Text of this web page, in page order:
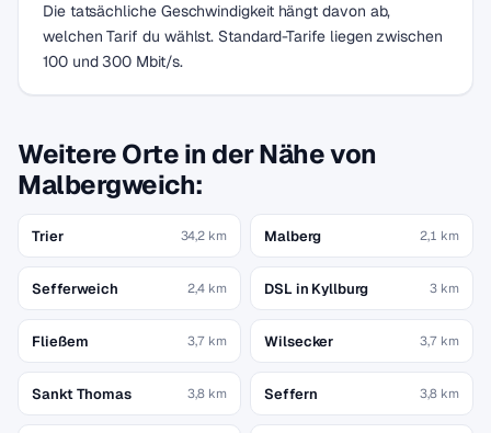
Die tatsächliche Geschwindigkeit hängt davon ab,
welchen Tarif du wählst. Standard-Tarife liegen zwischen
100 und 300 Mbit/s.
Weitere Orte in der Nähe von
Malbergweich:
Trier 34,2 km Malberg 2,1 km
Sefferweich 2,4 km DSL in Kyllburg 3 km
Fließem 3,7 km Wilsecker 3,7 km
Sankt Thomas 3,8 km Seffern 3,8 km